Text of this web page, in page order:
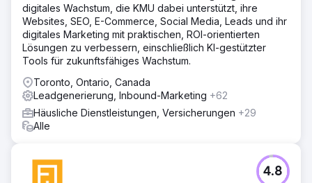
digitales Wachstum, die KMU dabei unterstützt, ihre
Websites, SEO, E-Commerce, Social Media, Leads und ihr
digitales Marketing mit praktischen, ROI-orientierten
Lösungen zu verbessern, einschließlich KI-gestützter
Tools für zukunftsfähiges Wachstum.
Toronto, Ontario, Canada
Leadgenerierung, Inbound-Marketing +62
Häusliche Dienstleistungen, Versicherungen +29
Alle
4.8